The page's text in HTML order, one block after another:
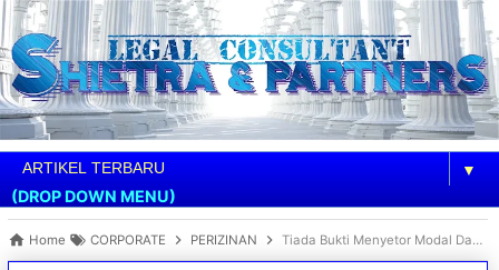
▼
(DROP DOWN MENU)
Home CORPORATE PERIZINAN Tiada Bukti Menyetor Modal Dasar, Pemegang Saham Semu / Fiktif